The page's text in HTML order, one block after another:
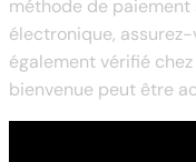
méthode de
électronique,
également vérifié
bienvenue peut être